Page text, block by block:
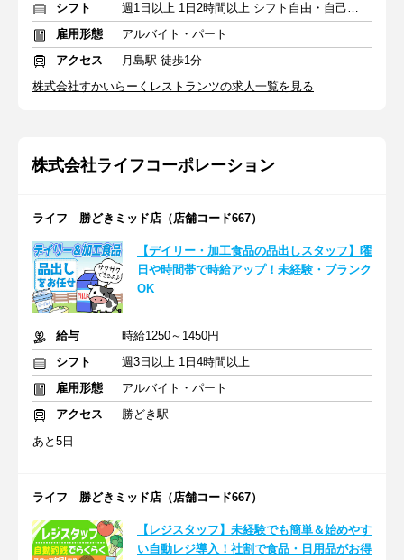
シフト
週1日以上 1日2時間以上 シフト自由・自己申告
雇用形態
アルバイト・パート
アクセス
月島駅 徒歩1分
株式会社すかいらーくレストランツの求人一覧を見る
株式会社ライフコーポレーション
ライフ 勝どきミッド店（店舗コード667）
【デイリー・加工食品の品出しスタッフ】曜
日や時間帯で時給アップ！未経験・ブランク
OK
給与
時給1250～1450円
シフト
週3日以上 1日4時間以上
雇用形態
アルバイト・パート
アクセス
勝どき駅
あと5日
ライフ 勝どきミッド店（店舗コード667）
【レジスタッフ】未経験でも簡単＆始めやす
い自動レジ導入！社割で食品・日用品がお得